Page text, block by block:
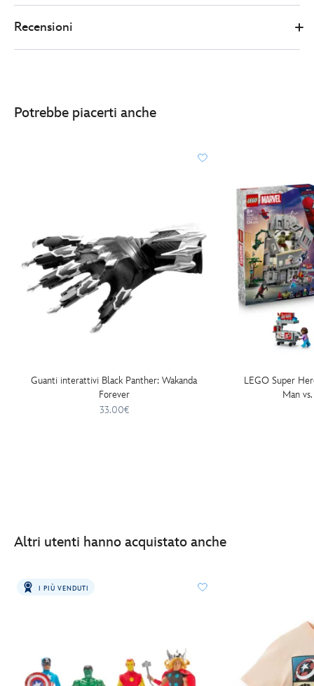
hulk-
rosso-
world-
Recensioni
Potrebbe piacerti anche
Guanti interattivi Black Panther: Wakanda
Forever
33.00€
LEGO Super
Man
Altri utenti hanno acquistato anche
I PIÙ VENDUTI